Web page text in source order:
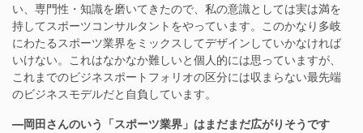
い、専門性・知識を磨いてきたので、私の意識としては実は満を
持してスポーツコンサルタントをやっています。このかなり多岐
にわたるスポーツ業界をミックスしてデザインしていかなければ
いけない。これはなかなか難しいと個人的には思っていますが、
これまでのビジネスポートフォリオの区分には収まらない最先端
のビジネスモデルだと自負しています。
―岡田さんのいう「スポーツ業界」はまだまだ広がりそうです